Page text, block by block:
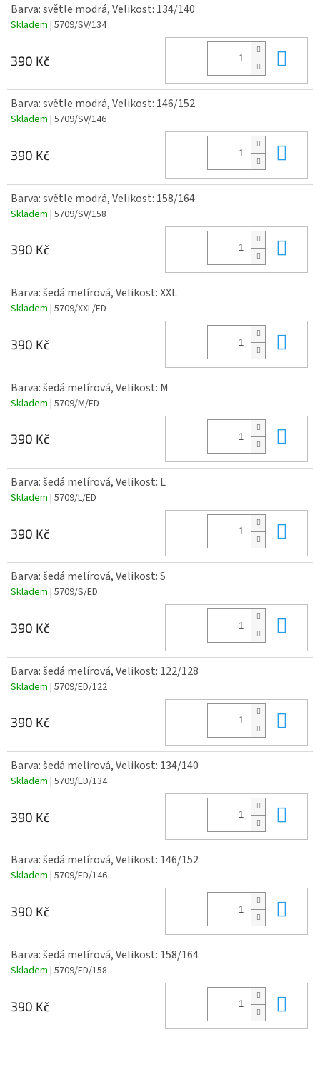
Barva: světle modrá, Velikost: 134/140
Skladem | 5709/SV/134
390 Kč
Barva: světle modrá, Velikost: 146/152
Skladem | 5709/SV/146
390 Kč
Barva: světle modrá, Velikost: 158/164
Skladem | 5709/SV/158
390 Kč
Barva: šedá melírová, Velikost: XXL
Skladem | 5709/XXL/ED
390 Kč
Barva: šedá melírová, Velikost: M
Skladem | 5709/M/ED
390 Kč
Barva: šedá melírová, Velikost: L
Skladem | 5709/L/ED
390 Kč
Barva: šedá melírová, Velikost: S
Skladem | 5709/S/ED
390 Kč
Barva: šedá melírová, Velikost: 122/128
Skladem | 5709/ED/122
390 Kč
Barva: šedá melírová, Velikost: 134/140
Skladem | 5709/ED/134
390 Kč
Barva: šedá melírová, Velikost: 146/152
Skladem | 5709/ED/146
390 Kč
Barva: šedá melírová, Velikost: 158/164
Skladem | 5709/ED/158
390 Kč